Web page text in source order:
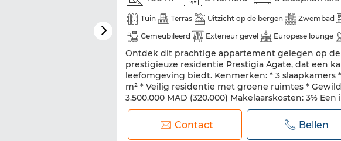
Tuin Terras Uitzicht op de bergen Zwembad
Gemeubileerd
Exterieur gevel Europese lounge
Air conditioning
Verwarming Beveiliging
Uitgeruste keuken
Koelkast Oven Vaatwasser
Ontdek dit prachtige appartement gelegen op de
prestigieuze residentie Prestigia Agate, dat een
leefomgeving biedt. Kenmerken: * 3 slaapkamers
m² * Veilig residentie met groene ruimtes *
3.500.000 MAD (320.000) Makelaarskosten: 3%
een luxe pied-à-terre of een kwaliteitsinvestering.
Contact Bellen